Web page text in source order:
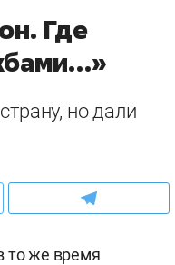
Где
но дали
то же время